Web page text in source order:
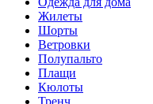
Жилеты
Шорты
Ветровки
Полупальто
Плащи
Кюлоты
Тренч